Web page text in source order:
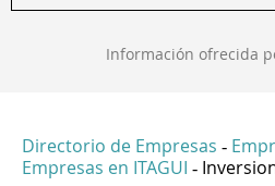
Información ofrecida
Directorio de Empresas -
Empresas en ITAGUI -